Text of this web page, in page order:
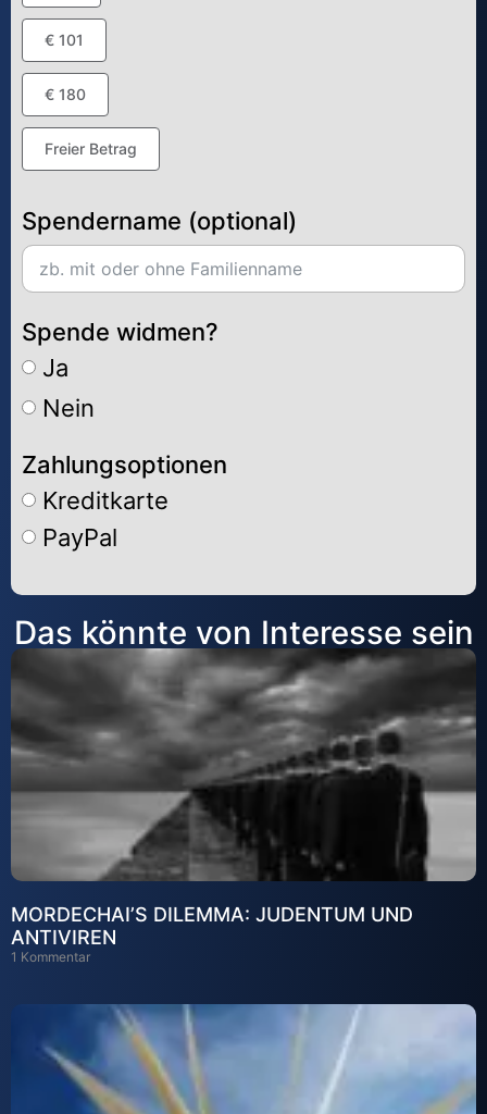
€ 101
€ 180
Freier Betrag
Spendername (optional)
Spende widmen?
Ja
Nein
Zahlungsoptionen
Kreditkarte
PayPal
Alternative:
Das könnte von Interesse sein
MORDECHAI’S DILEMMA: JUDENTUM UND
ANTIVIREN
1 Kommentar